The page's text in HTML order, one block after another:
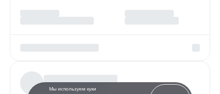
Мы используем куки